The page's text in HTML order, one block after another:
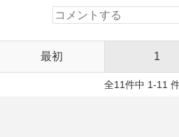
最初 1
全11件中 1-11